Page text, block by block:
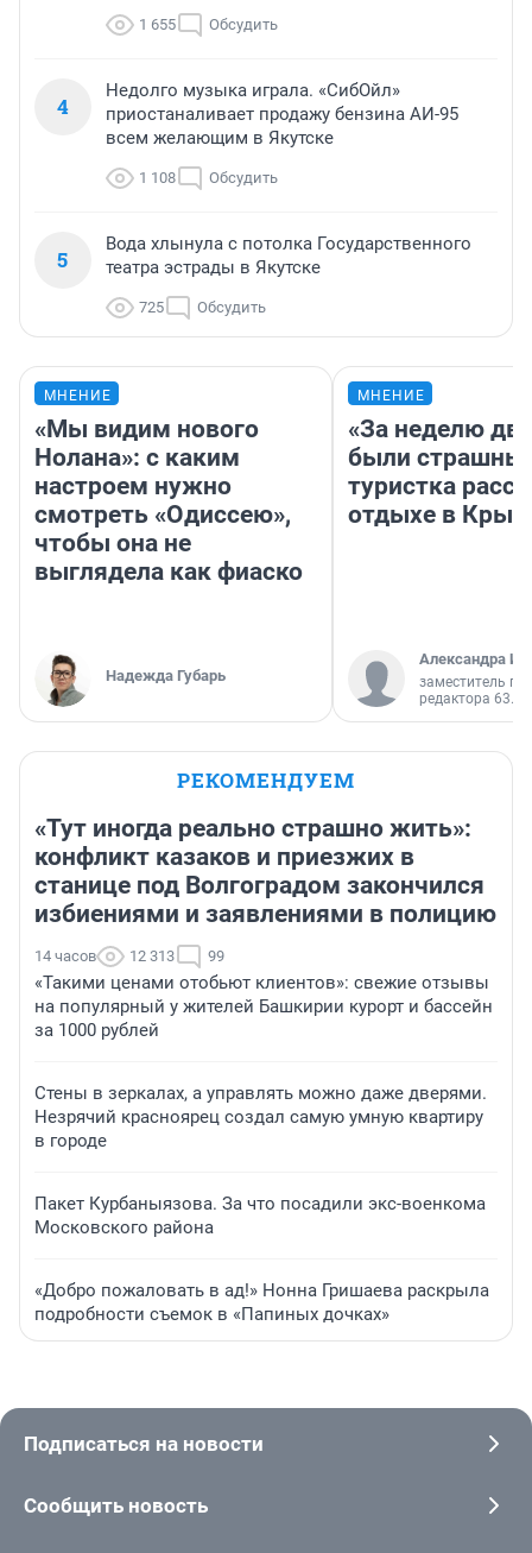
1 655 Обсудить
4
Недолго музыка играла. «СибОйл»
приостаналивает продажу бензина АИ-95
всем желающим в Якутске
1 108 Обсудить
5
Вода хлынула с потолка Государственного
театра эстрады в Якутске
725 Обсудить
МНЕНИЕ
«Мы видим нового
Нолана»: с каким
настроем нужно
смотреть «Одиссею»,
чтобы она не
выглядела как фиаско
Надежда Губарь
МНЕНИЕ
«За неделю
были
туристка
отдыхе в
Александра
заместитель
редактора 63.RU
РЕКОМЕНДУЕМ
«Тут иногда реально страшно жить»:
конфликт казаков и приезжих в
станице под Волгоградом закончился
избиениями и заявлениями в полицию
14 часов 12 313 99
«Такими ценами отобьют клиентов»: свежие отзывы
на популярный у жителей Башкирии курорт и бассейн
за 1000 рублей
Стены в зеркалах, а управлять можно даже дверями.
Незрячий красноярец создал самую умную квартиру
в городе
Пакет Курбаныязова. За что посадили экс-военкома
Московского района
«Добро пожаловать в ад!» Нонна Гришаева раскрыла
подробности съемок в «Папиных дочках»
Подписаться на новости
Сообщить новость